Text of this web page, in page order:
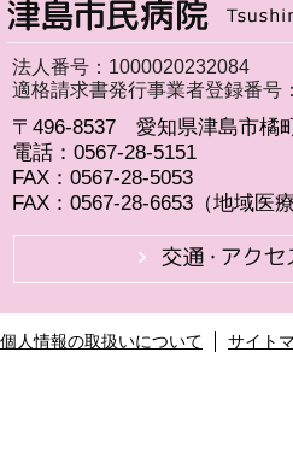
法人番号：1000020232084
適格請求書発行事業者登録番号
〒496-8537 愛知県津島市橘
電話：0567-28-5151
FAX：0567-28-5053
FAX：0567-28-6653（地域医
個人情報の取扱いについて サイト